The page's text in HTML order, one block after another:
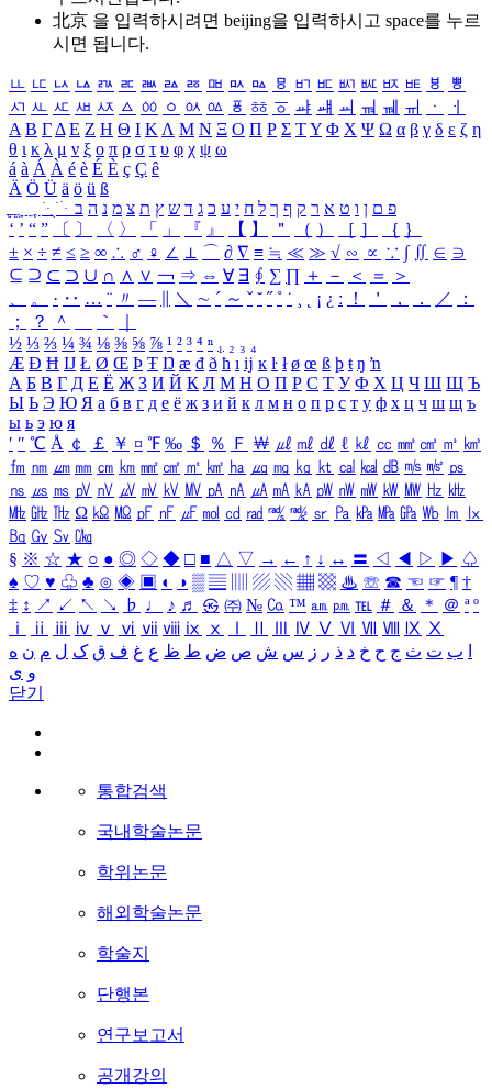
北京 을 입력하시려면 beijing을 입력하시고 space를 누르
시면 됩니다.
ㅥ ㅦ ㅧ ㅨ ㅩ ㅪ ㅫ ㅬ ㅭ ㅮ ㅯ ㅰ ㅱ ㅲ ㅳ ㅴ ㅵ ㅶ ㅷ ㅸ
ㅹ
ㅺ ㅻ ㅼ ㅽ ㅾ ㅿ ㆀ ㆁ ㆂ ㆃ ㆄ ㆅ ㆆ ㆇ ㆈ ㆉ ㆊ ㆋ ㆌ ㆍ
ㆎ
Α Β ΓΔ Ε Ζ Η Θ Ι ΚΛ Μ Ν Ξ Ο Π Ρ Σ ΤΥ Φ Χ Ψ Ω α β γ δ ε ζ η
θ ι κ λ μ ν ξ ο π ρ σ τ υ φ χ ψ ω
á à Á À é è É È ç Ç ê
Ä Ö Ü ä ö ü ß
ִֶֹ ֻּ ׁׂ פ ם ן ו ט א ר ק ף ך ל ח י ע כ ג ד ש ץ ת צ מ נ ה ב
‘ ’ “ ” 〔 〕 〈 〉 「 」 『 』 【 】 ＂ （ ） ［ ］ ｛ ｝
± × ÷ ≠ ≤ ≥ ∞ ∴ ♂ ♀ ∠ ⊥ ⌒ ∂ ∇ ≡ ≒ ≪ ≫ √ ∽ ∝ ∵ ∫ ∬ ∈ ∋
⊆ ⊇ ⊂ ⊃ ∪ ∩ ∧ ∨ ￢ ⇒ ⇔ ∀ ∃ ∮ ∑ ∏ ＋ － ＜ ＝
＞
、
。 · ‥ … ¨ 〃 ― ＼ ∼ ´ ～ ˇ ˘ ˝ ˚ ˙ ¸ ¡ ¿ ː ！ ＇ ， ． ／
：
；
？ ＾ ｀
½ ⅓ ⅔ ¼ ¾ ⅛ ⅜ ⅝ ⅞ ¹ ² ³ ⁴ ⁿ ₁ ₂ ₃ ₄
Æ Ð Ħ Ĳ Ł Ø Œ Þ Ŧ Ŋ æ đ ð ħ ı ĳ ĸ ŀ ł ø œ ß þ ŧ ŋ ŉ
А Б В Г Д Е Ё Ж З И Й К Л М Н О П Р С Т У Ф Х Ц Ч Ш Щ Ъ
Ы Ь Э Ю Я а б в г д е ё ж з и й к л м н о п р с т у ф х ц ч ш щ ъ
ы ь э ю я
′ ″ ℃ Å ￠ ￡ ￥ ¤ ℉ ‰ ＄ ％ Ｆ ￦ ㎕ ㎖ ㎗ ℓ ㎘ ㏄ ㎣ ㎤ ㎥ ㎦
㎙ ㎚ ㎛ ㎜ ㎝ ㎞ ㎟ ㎠ ㎡ ㎢ ㏊ ㎍ ㎎ ㎏ ㏏ ㎈ ㎉ ㏈ ㎧ ㎨ ㎰
㎱ ㎲ ㎳ ㎴ ㎵ ㎶ ㎷ ㎸ ㎹ ㎀ ㎁ ㎂ ㎃ ㎄ ㎺ ㎻ ㎽ ㎾ ㎿ ㎐ ㎑
㎒ ㎓ ㎔ Ω ㏀ ㏁ ㎊ ㎋ ㎌ ㏖ ㏅ ㎭ ㎮ ㎯ ㏛ ㎩ ㎪ ㎫ ㎬ ㏝ ㏐
㏓
㏃ ㏉ ㏜ ㏆
§ ※ ☆ ★ ○ ● ◎ ◇ ◆ □ ■ △ ▽ → ← ↑ ↓ ↔ 〓 ◁ ◀ ▷ ▶ ♤
♠ ♡ ♥ ♧ ♣ ⊙ ◈ ▣ ◐ ◑ ▒ ▤ ▨ ▧ ▦ ▩ ♨ ☏ ☎ ☜ ☞ ¶ †
‡ ↕ ↗ ↙ ↖ ↘ ♭ ♩ ♪ ♬ ㉿ ㈜ № ㏇ ™ ㏂ ㏘ ℡ ＃ ＆ ＊ ＠ ª º
ⅰ
ⅱ ⅲ ⅳ ⅴ ⅵ ⅶ ⅷ ⅸ ⅹ Ⅳ Ⅴ Ⅵ Ⅶ Ⅷ Ⅸ Ⅹ
ب ت ث ج ح خ د ذ ر ز س ش ص ض ط ظ ع غ ف ق ک ل م ن ه
و ی
닫기
통합검색
국내학술논문
학위논문
해외학술논문
학술지
단행본
연구보고서
공개강의